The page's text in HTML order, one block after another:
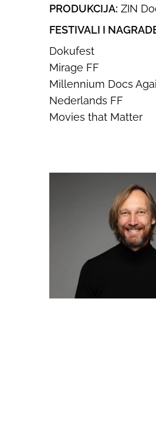
PRODUKCIJA: ZIN
FESTIVALI I
Dokufest
Mirage FF
Millennium Docs
Nederlands FF
Movies that Matter